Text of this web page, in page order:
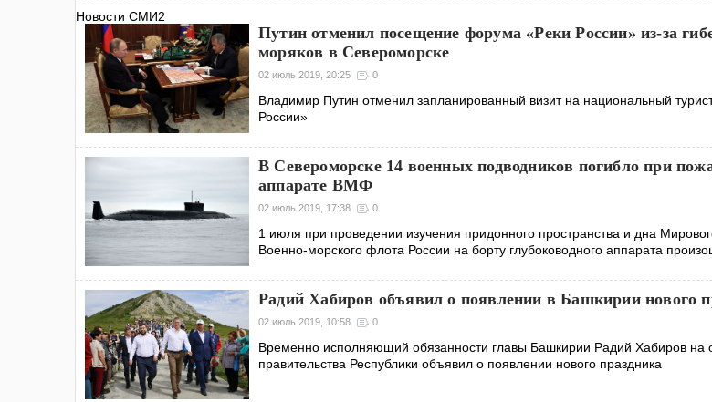
Новости СМИ2
Путин отменил посещение форума «Реки России» из-за
моряков в Североморске
02 июль 2019, 20:25 0
Владимир Путин отменил запланированный визит на национальный
России»
В Североморске 14 военных подводников погибло при
аппарате ВМФ
02 июль 2019, 17:38 0
1 июля при проведении изучения придонного пространства и дна
Военно-морского флота России на борту глубоководного аппарата
Радий Хабиров объявил о появлении в Башкирии нового
02 июль 2019, 10:58 0
Временно исполняющий обязанности главы Башкирии Радий Хабиров на
правительства Республики объявил о появлении нового праздника